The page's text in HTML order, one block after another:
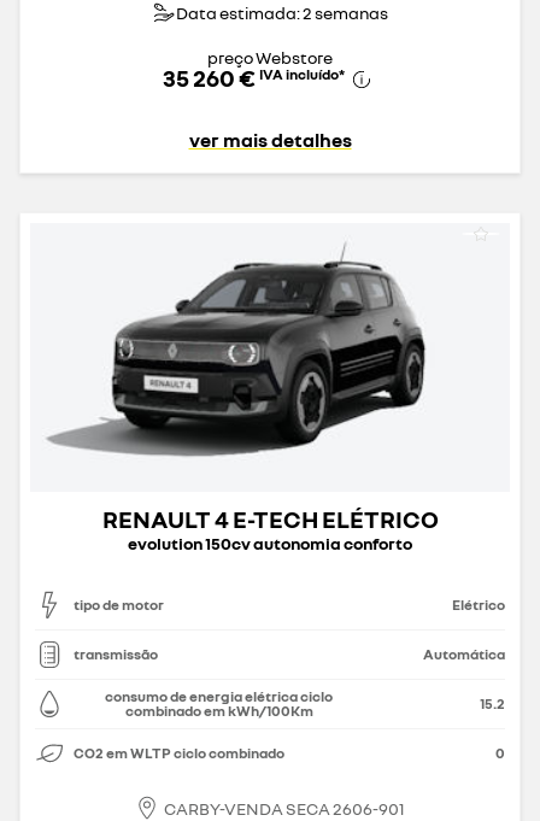
Data estimada: 2 semanas
preço Webstore
35 260 € IVA incluído*
ver mais detalhes
RENAULT 4 E-TECH ELÉTRICO
evolution 150cv autonomia conforto
tipo de motor Elétrico
transmissão Automática
consumo de energia elétrica ciclo
combinado em kWh/100Km
15.2
CO2 em WLTP ciclo combinado 0
CARBY-VENDA SECA 2606-901